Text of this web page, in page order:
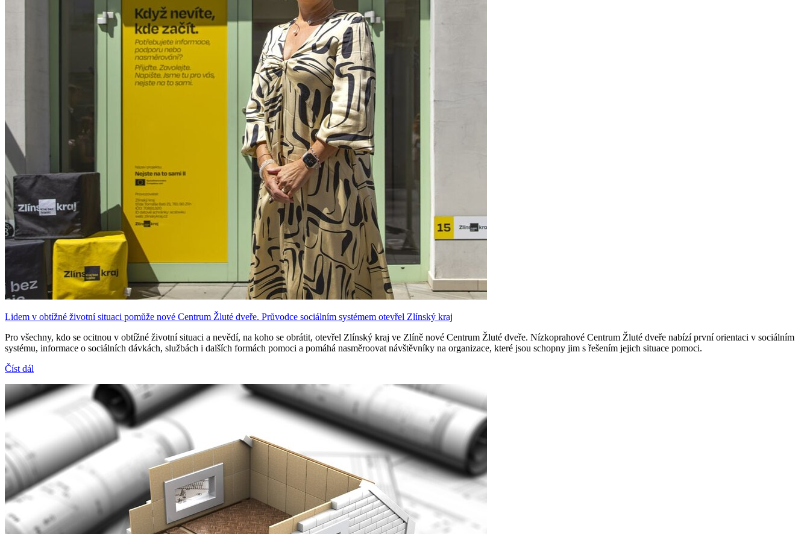
Lidem v obtížné životní situaci pomůže nové Centrum Žluté dveře. Průvodce sociálním systémem otevřel Zlínský kraj
Pro všechny, kdo se ocitnou v obtížné životní situaci a nevědí, na koho se obrátit, otevřel Zlínský kraj ve Zlíně nové Centrum Žluté dveře. Nízkoprahové Centrum Žluté dveře nabízí první orientaci v sociálním
systému, informace o sociálních dávkách, službách i dalších formách pomoci a pomáhá nasměroovat návštěvníky na organizace, které jsou schopny jim s řešením jejich situace pomoci.
Číst dál